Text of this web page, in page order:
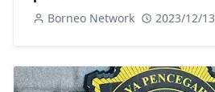
Borneo Network 2023/12/13